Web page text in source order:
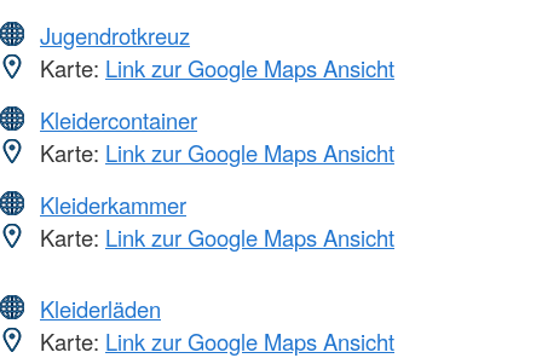
Jugendrotkreuz
Karte: Link zur Google Maps Ansicht
Kleidercontainer
Karte: Link zur Google Maps Ansicht
Kleiderkammer
Karte: Link zur Google Maps Ansicht
Kleiderläden
Karte: Link zur Google Maps Ansicht